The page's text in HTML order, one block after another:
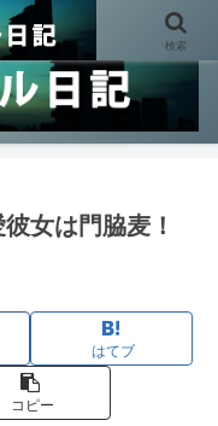
女は門脇麦！
はてブ
コピー
検索